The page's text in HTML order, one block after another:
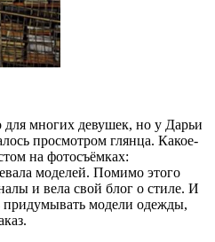
для многих девушек, но у Дарьи
просмотром глянца. Какое-
на фотосъёмках:
моделей. Помимо этого
и вела свой блог о стиле. И
придумывать модели одежды,